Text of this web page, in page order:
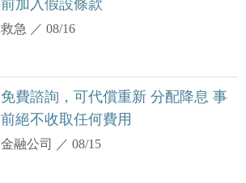
前加入假設條款
救急 ／08/16
免費諮詢，可代償重新 分配降息 事
前絕不收取任何費用
金融公司 ／08/15